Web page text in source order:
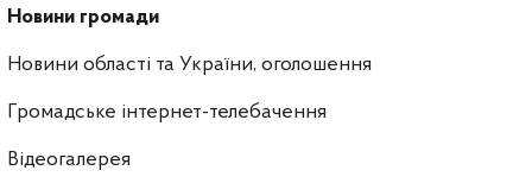
Новини громади
Новини області та України, оголошення
Громадське інтернет-телебачення
Відеогалерея